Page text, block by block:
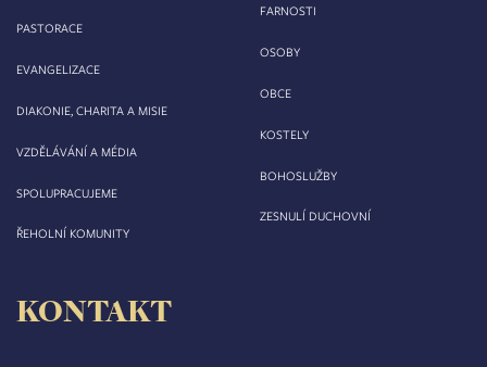
PASTORACE
EVANGELIZACE
DIAKONIE, CHARITA A MISIE
VZDĚLÁVÁNÍ A MÉDIA
SPOLUPRACUJEME
ŘEHOLNÍ KOMUNITY
FARNOSTI
OSOBY
OBCE
KOSTELY
BOHOSLUŽBY
ZESNULÍ DUCHOVNÍ
KONTAKT